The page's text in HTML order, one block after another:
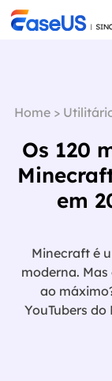
Home>
Os 120
em
Minecraft é
moderna.
ao
YouTubers